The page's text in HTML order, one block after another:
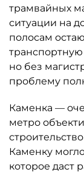
трамвайных
ситуации на
полосам
транспортную
но без
проблему
Каменка —
метро
Каменку
которое даст